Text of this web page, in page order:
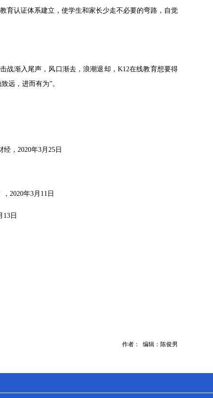
育认证体系建立，使学生和家长少走不必要的弯路，自觉
战渐入尾声，风口渐去，浪潮退却，K12在线教育想要得
远，进而有为”。
，2020年3月25日
2020年3月11日
13日
作者： 编辑：陈俊男